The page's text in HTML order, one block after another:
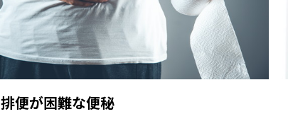
排便が困難な便秘